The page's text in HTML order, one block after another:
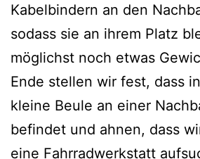
Kabelbindern an den
sodass sie an ihrem Platz
möglichst noch etwas
Ende stellen wir fest, dass
kleine Beule an einer
befindet und ahnen, dass
eine Fahrradwerkstatt